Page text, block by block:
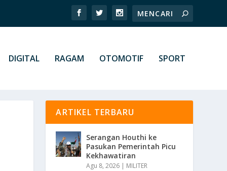
DIGITAL RAGAM OTOMOTIF SPORT
ARTIKEL TERBARU
Serangan Houthi ke
Pasukan Pemerintah Picu
Kekhawatiran
Agu 8, 2026 | MILITER